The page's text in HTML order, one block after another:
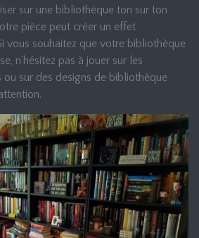
sur une bibliothèque ton sur ton
pièce peut créer un effet
vous souhaitez que votre bibliothèque
n’hésitez pas à jouer sur les
sur des designs de bibliothèque